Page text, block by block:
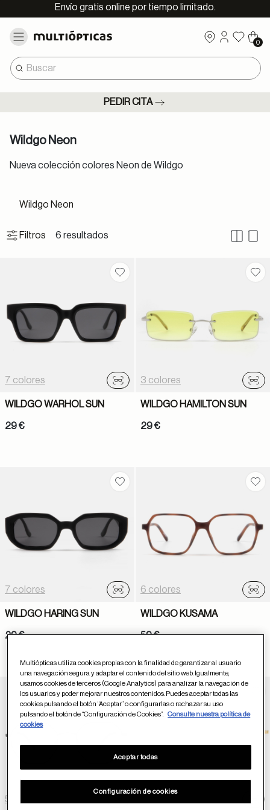
Envío gratis online por tiempo limitado.
0
PEDIR CITA
Wildgo Neon
Nueva colección colores Neon de Wildgo
Wildgo Neon
6 resultados
Filtros
Guardar en favoritos
7 colores
Probador virtual
WILDGO WARHOL SUN
29 €
3 colores
WILDGO HAMILTON SUN
29 €
Guardar en favoritos
7 colores
Probador virtual
WILDGO HARING SUN
29 €
6 colores
WILDGO KUSAMA
59 €
Guardar en favoritos
5 colores
Probador virtual
Multiópticas utiliza cookies propias con la finalidad de garantizar al usuario
una navegación segura y adaptar el contenido del sitio web. Igualmente,
usamos cookies de terceros (Google Analytics) para analizar la navegación de
los usuarios y poder mejorar nuestros contenidos. Puedes aceptar todas las
cookies pulsando el botón “Aceptar” o configurarlas o rechazar su uso
pulsando el botón de “Configuración de Cookies”.
Consulte nuestra política de
cookies
Configuración de cookies
Aceptar todas